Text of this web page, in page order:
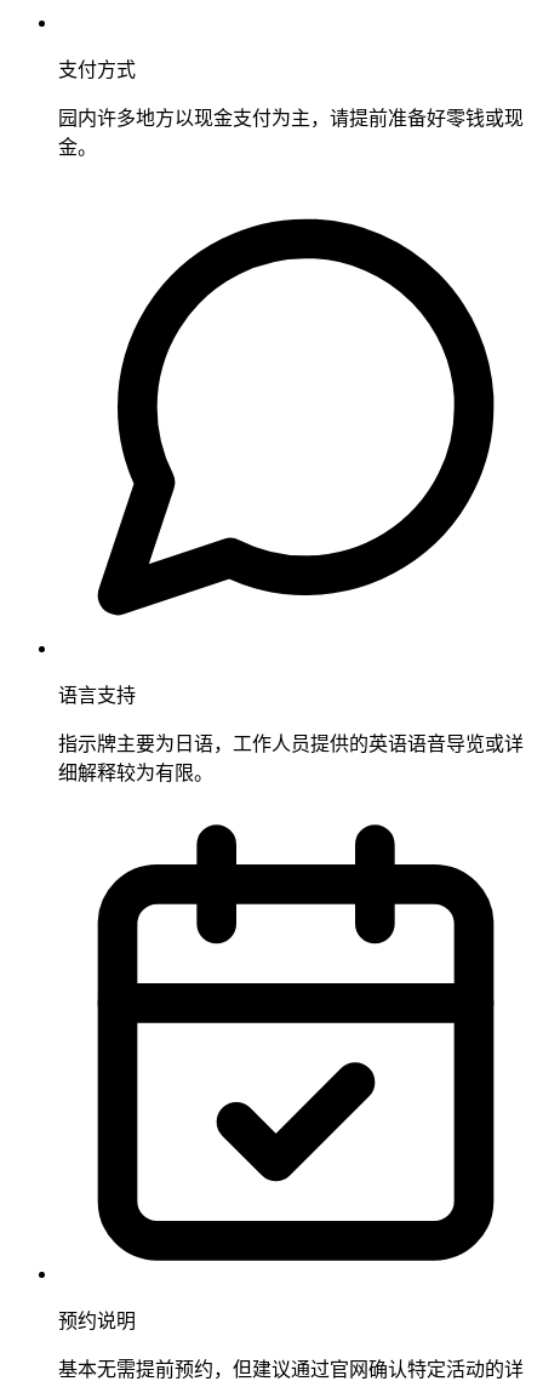
支付方式
园内许多地方以现金支付为主，请提前准备好零钱或现
金。
语言支持
指示牌主要为日语，工作人员提供的英语语音导览或详
细解释较为有限。
预约说明
基本无需提前预约，但建议通过官网确认特定活动的详